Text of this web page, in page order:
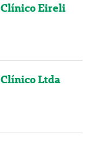
Clínico Eireli
Ltda